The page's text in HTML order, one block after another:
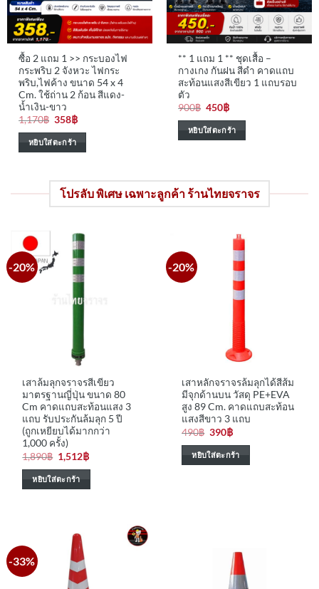
ซื้อ 2 แถม 1 >> กระบองไฟ
กระพริบ 2 จังหวะ ไฟกระ
พริบ,ไฟค้าง ขนาด 54 x 4
Cm. ใช้ถ่าน 2 ก้อน สีแดง-
น้ำเงิน-ขาว
1,170฿ Original
price
was:
1,170฿.
358฿Current
หยิบใส่ตะกร้า
** 1 แถม 1 ** ชุดเสื้อ –
กางเกง กันฝน สีดำ คาดแถบ
สะท้อนแสงสีเขียว 1 แถบรอบ
ตัว
900฿ Original
price
was:
900฿.
450฿Current
is:
450฿.
หยิบใส่ตะกร้า
โปรลับ พิเศษ เฉพาะลูกค้า ร้านไทยจราจร
-20%
เสาล้มลุกจราจรสีเขียว
มาตรฐานญี่ปุ่น ขนาด 80
Cm คาดแถบสะท้อนแสง 3
แถบ รับประกันล้มลุก 5 ปี
(ถูกเหยียบได้มากกว่า
1,000 ครั้ง)
1,890฿ Original
price
was:
1,890฿.
1,512฿Current
หยิบใส่ตะกร้า
-20%
เสาหลักจราจรล้มลุกได้สีส้ม
มีจุกด้านบน วัสดุ PE+EVA
สูง 89 Cm. คาดแถบสะท้อน
แสงสีขาว 3 แถบ
490฿ Original
price
was:
490฿.
390฿Current
is:
390฿.
หยิบใส่ตะกร้า
-33%